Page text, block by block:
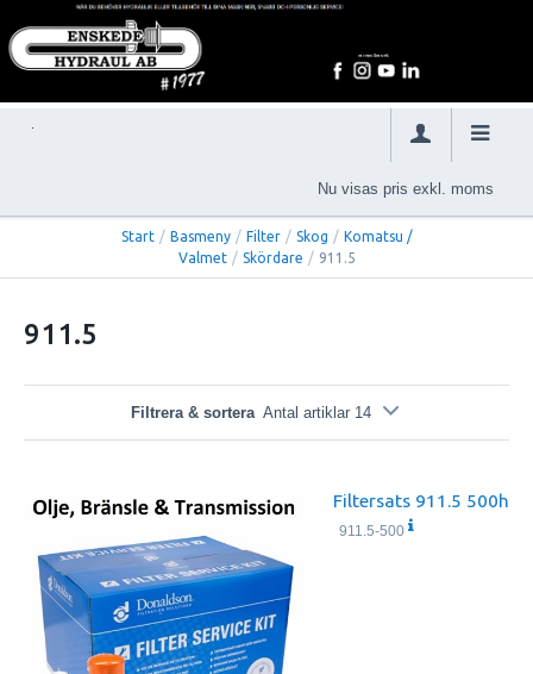
Nu visas pris exkl. moms
Start / Basmeny / Filter / Skog / Komatsu /
Valmet / Skördare / 911.5
911.5
Filtrera & sortera Antal artiklar 14
Filtersats 911.5 500h
911.5-500